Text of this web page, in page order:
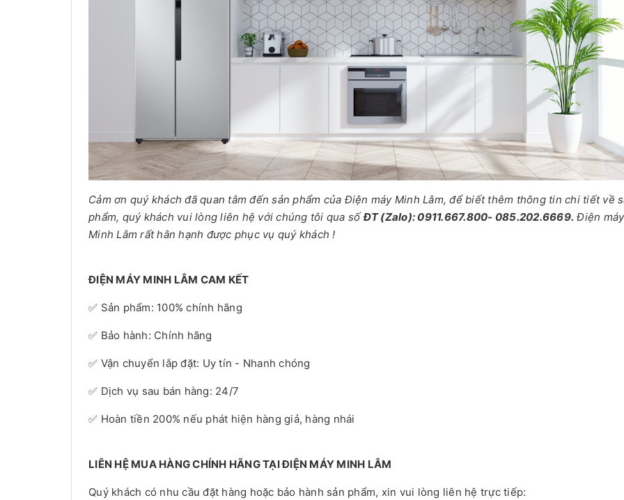
Cảm ơn quý khách đã quan tâm đến sản phẩm của Điện máy Minh Lâm, để biết thêm thông tin chi tiết về
phẩm, quý khách vui lòng liên hệ với chúng tôi qua sốĐT (Zalo): 0911.667.800- 085.202.6669. Điện máy
Minh Lâm rất hân hạnh được phục vụ quý khách !
ĐIỆN MÁY MINH LÂM CAM KẾT
✅ Sản phẩm: 100% chính hãng
✅ Bảo hành: Chính hãng
✅ Vận chuyển lắp đặt: Uy tín - Nhanh chóng
✅ Dịch vụ sau bán hàng: 24/7
✅ Hoàn tiền 200% nếu phát hiện hàng giả, hàng nhái
LIÊN HỆ MUA HÀNG CHÍNH HÃNG TẠI ĐIỆN MÁY MINH LÂM
Quý khách có nhu cầu đặt hàng hoặc bảo hành sản phẩm, xin vui lòng liên hệ trực tiếp: